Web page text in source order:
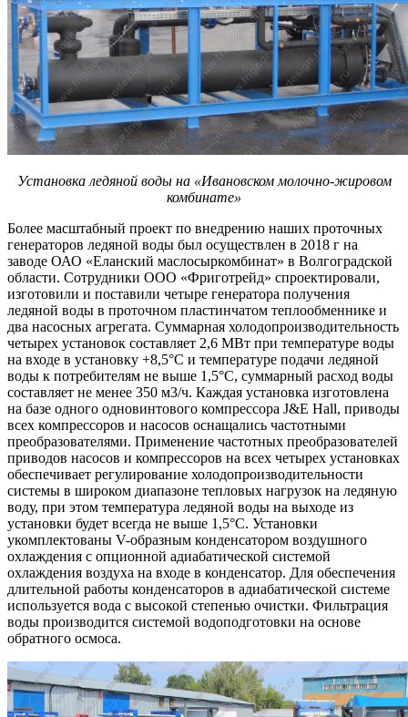
Установка ледяной воды на «Ивановском молочно-жировом
комбинате»
Более масштабный проект по внедрению наших проточных
генераторов ледяной воды был осуществлен в 2018 г на
заводе ОАО «Еланский маслосыркомбинат» в Волгоградской
области. Сотрудники ООО «Фриготрейд» спроектировали,
изготовили и поставили четыре генератора получения
ледяной воды в проточном пластинчатом теплообменнике и
два насосных агрегата. Суммарная холодопроизводительность
четырех установок составляет 2,6 МВт при температуре воды
на входе в установку +8,5°С и температуре подачи ледяной
воды к потребителям не выше 1,5°С, суммарный расход воды
составляет не менее 350 м3/ч. Каждая установка изготовлена
на базе одного одновинтового компрессора J&E Hall, приводы
всех компрессоров и насосов оснащались частотными
преобразователями. Применение частотных преобразователей
приводов насосов и компрессоров на всех четырех установках
обеспечивает регулирование холодопроизводительности
системы в широком диапазоне тепловых нагрузок на ледяную
воду, при этом температура ледяной воды на выходе из
установки будет всегда не выше 1,5°С. Установки
укомплектованы V-образным конденсатором воздушного
охлаждения с опционной адиабатической системой
охлаждения воздуха на входе в конденсатор. Для обеспечения
длительной работы конденсаторов в адиабатической системе
используется вода с высокой степенью очистки. Фильтрация
воды производится системой водоподготовки на основе
обратного осмоса.